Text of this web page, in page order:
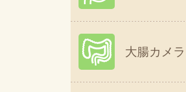
大腸カメラ